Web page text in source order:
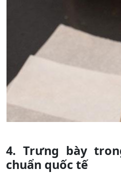
4. Trưng bày
chuẩn quốc tế